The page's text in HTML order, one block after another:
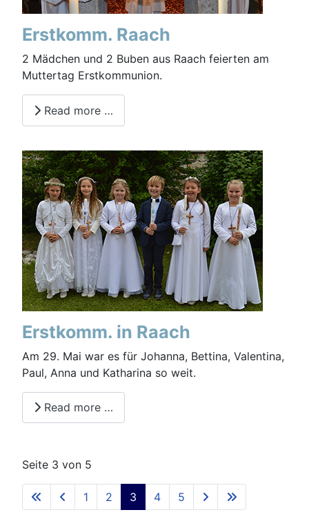
Erstkomm. Raach
2 Mädchen und 2 Buben aus Raach feierten am
Muttertag Erstkommunion.
Read more …
Erstkomm. in Raach
Am 29. Mai war es für Johanna, Bettina, Valentina,
Paul, Anna und Katharina so weit.
Read more …
Seite 3 von 5
1 2 3 4 5